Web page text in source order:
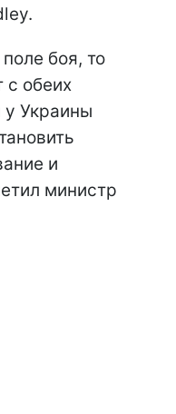
боя, то
с обеих
у Украины
и
министр